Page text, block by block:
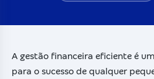
A gestão financeira eficiente é
para o sucesso de qualquer